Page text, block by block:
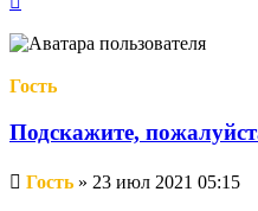
началу
Гость
Подскажите,
Непрочитанное
Гость » 23 июл 2021 05:15